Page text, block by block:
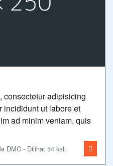
consectetur adipisicing
incididunt ut labore et
ad minim veniam, quis
DMC - Dilihat 54 kali